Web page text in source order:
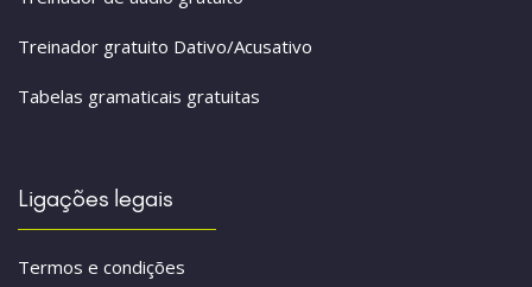
Treinador gratuito Dativo/Acusativo
Tabelas gramaticais gratuitas
Ligações legais
Termos e condições